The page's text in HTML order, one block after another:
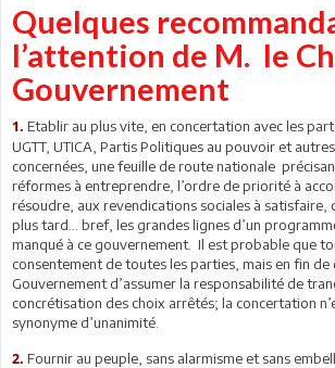
Quelques
l’attention de M. le
Gouvernement
1. Etablir au plus vite, en concertation avec les
UGTT, UTICA, Partis Politiques au pouvoir et
concernées, une feuille de route nationale
réformes à entreprendre, l’ordre de priorité à
résoudre, aux revendications sociales à satisfaire,
plus tard… bref, les grandes lignes d’un
manqué à ce gouvernement. Il est probable que
consentement de toutes les parties, mais en fin
Gouvernement d’assumer la responsabilité de
concrétisation des choix arrêtés; la concertation
synonyme d’unanimité.
2. Fournir au peuple, sans alarmisme et sans